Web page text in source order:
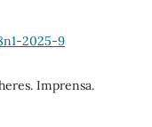
2025-9
Imprensa.